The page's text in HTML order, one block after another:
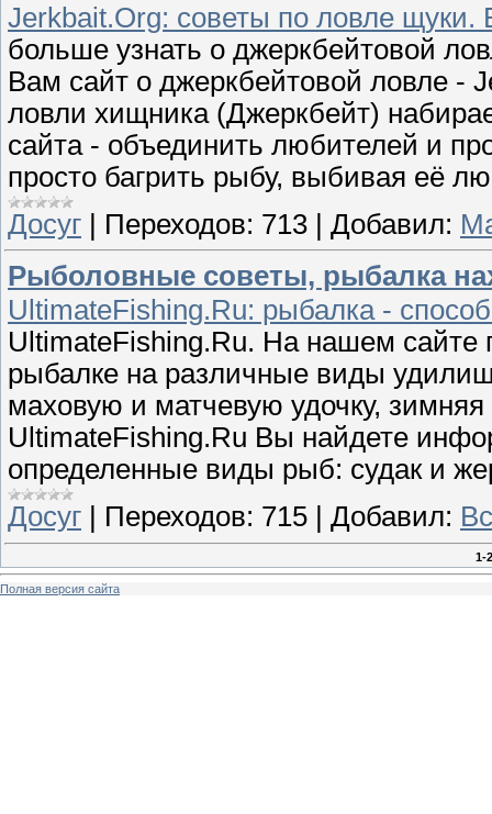
Jerkbait.Org: советы по ловле
больше узнать о джеркбейтовой
Вам сайт о джеркбейтовой ловле -
ловли хищника (Джеркбейт)
сайта - объединить любителей и
просто багрить рыбу, выбивая её
Досуг | Переходов: 713 | Добавил:
Рыболовные советы, рыбалка
UltimateFishing.Ru: рыбалка -
UltimateFishing.Ru. На нашем
рыбалке на различные виды
маховую и матчевую удочку,
UltimateFishing.Ru Вы найдете
определенные виды рыб: судак и
Досуг
Переходов: 715 Добавил:
1-
Полная версия сайта